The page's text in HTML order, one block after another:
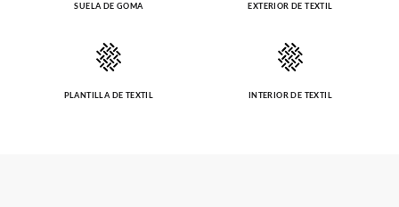
SUELA DE GOMA EXTERIOR DE TEXTIL
PLANTILLA DE TEXTIL INTERIOR DE TEXTIL